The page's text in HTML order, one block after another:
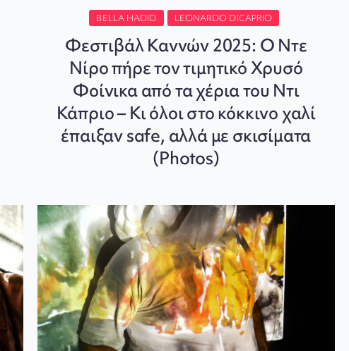
BELLA HADID LEONARDO DICAPRIO
Φεστιβάλ Καννών 2025: Ο Ντε
Νίρο πήρε τον τιμητικό Χρυσό
Φοίνικα από τα χέρια του Ντι
Κάπριο – Κι όλοι στο κόκκινο χαλί
έπαιξαν safe, αλλά με σκισίματα
(Photos)